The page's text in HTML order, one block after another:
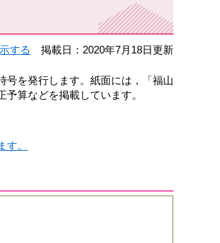
する 掲載日：2020年7月18日更新
を発行します。紙面には，「福山
算などを掲載しています。
。